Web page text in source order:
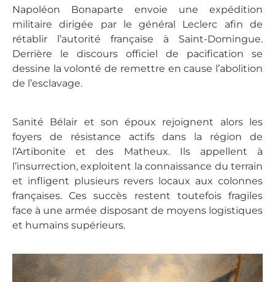
Napoléon Bonaparte envoie une expédition
militaire dirigée par le général Leclerc afin de
rétablir l’autorité française à Saint-Domingue.
Derrière le discours officiel de pacification se
dessine la volonté de remettre en cause l’abolition
de l’esclavage.
Sanité Bélair et son époux rejoignent alors les
foyers de résistance actifs dans la région de
l’Artibonite et des Matheux. Ils appellent à
l’insurrection, exploitent la connaissance du terrain
et infligent plusieurs revers locaux aux colonnes
françaises. Ces succès restent toutefois fragiles
face à une armée disposant de moyens logistiques
et humains supérieurs.